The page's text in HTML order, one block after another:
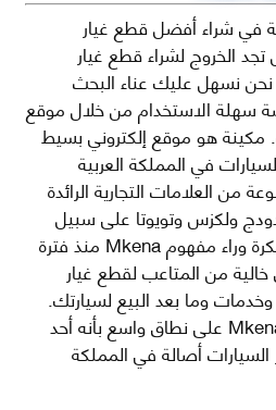
شراء أفضل قطع غيار
الخروج لشراء قطع غيار
نسهل عليك عناء البحث
سهلة الاستخدام من خلال موقع
مكينة هو موقع إلكتروني بسيط
في المملكة العربية
من العلامات التجارية الرائدة
ولكزس وتويوتا على سبيل
المثال لا الحصر. نشأت الفكرة وراء مفهوم Mkena منذ فترة
من المتاعب لقطع غيار
وخدمات وما بعد البيع لسيارتك.
ومنذ ذلك الحين ، اشتهر Mkena على نطاق واسع بأنه أحد
أصالة في المملكة